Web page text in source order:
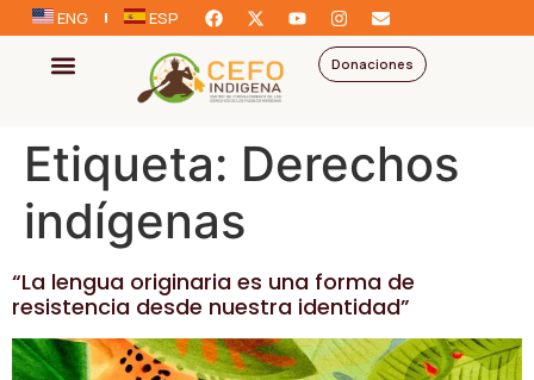
ENG ESP
Donaciones
Etiqueta: Derechos
indígenas
“La lengua originaria es una forma de
resistencia desde nuestra identidad”